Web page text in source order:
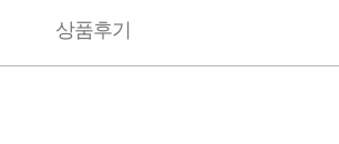
상품후기